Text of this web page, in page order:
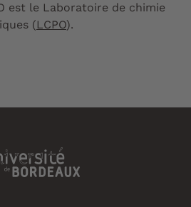
est le Laboratoire de chimie
(LCPO).